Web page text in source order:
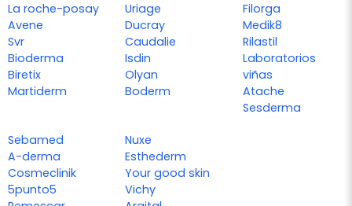
La roche-posay
Avene
Svr
Bioderma
Biretix
Martiderm
Uriage
Ducray
Caudalie
Isdin
Olyan
Boderm
Filorga
Medik8
Rilastil
Laboratorios
viñas
Atache
Sesderma
Sebamed
A-derma
Cosmeclinik
5punto5
Nuxe
Esthederm
Your good skin
Vichy